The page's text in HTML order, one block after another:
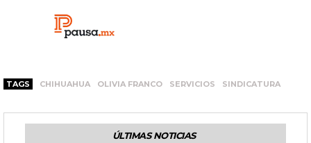
TAGS CHIHUAHUA OLIVIA FRANCO SERVICIOS SINDICATURA
ÚLTIMAS NOTICIAS